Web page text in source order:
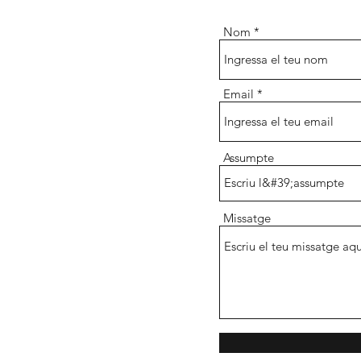
Nom
Email
Assumpte
Missatge